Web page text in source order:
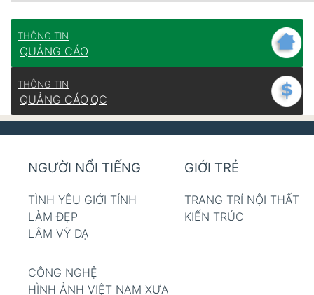
THÔNG TIN
QUẢNG CÁO
THÔNG TIN
QUẢNG CÁO QC
NGƯỜI NỔI TIẾNG
TÌNH YÊU GIỚI TÍNH
LÀM ĐẸP
LÂM VỸ DẠ
GIỚI TRẺ
TRANG TRÍ NỘI THẤT
KIẾN TRÚC
CÔNG NGHỆ
HÌNH ẢNH VIỆT NAM XƯA